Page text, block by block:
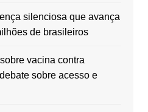
silenciosa que avança
de brasileiros
vacina contra
sobre acesso e